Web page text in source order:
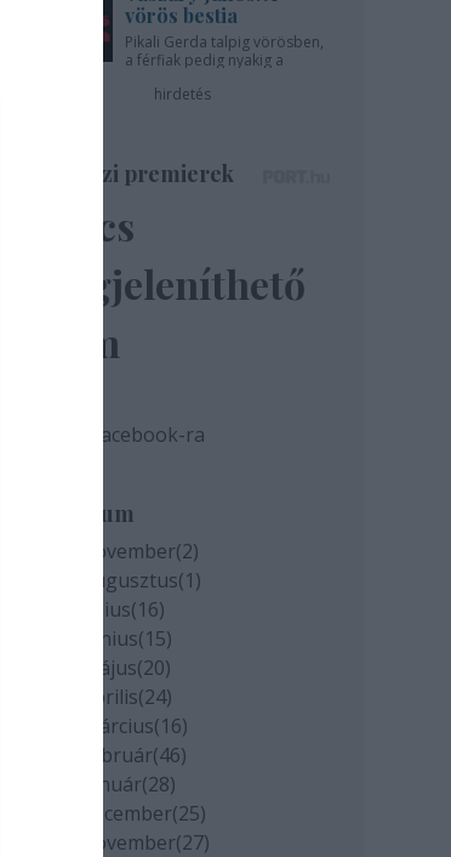
vörös bestia
Pikali Gerda talpig vörösben,
a férfiak pedig nyakig a
hirdetés
Színházi premierek
Nincs
megjeleníthető
elem
Tovább a Facebook-ra
Archívum
2020 november(2)
2020 augusztus(1)
2020 július(16)
2020 június(15)
2020 május(20)
2020 április(24)
2020 március(16)
2020 február(46)
2020 január(28)
2019 december(25)
2019 november(27)